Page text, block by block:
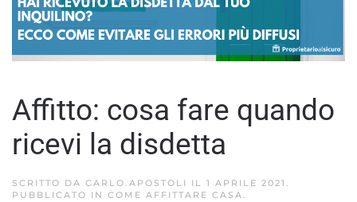
Affitto: cosa fare quando
ricevi la disdetta
SCRITTO DA CARLO.APOSTOLI IL 1 APRILE 2021 .
PUBBLICATO IN COME AFFITTARE CASA.